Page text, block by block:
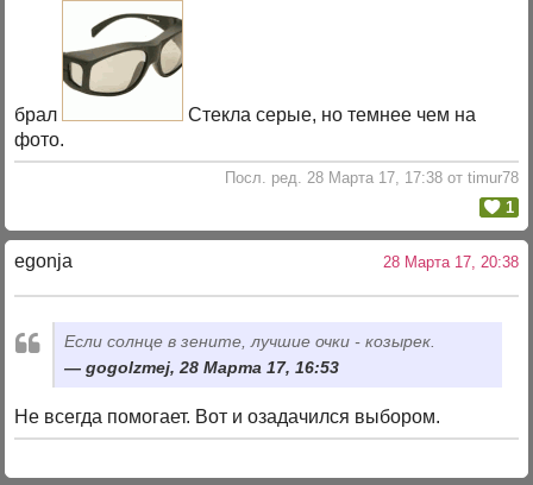
брал
Стекла серые, но темнее чем на
фото.
Посл. ред. 28 Марта 17, 17:38 от timur78
1
egonja 28 Марта 17, 20:38
Если солнце в зените, лучшие очки - козырек.
gogolzmej, 28 Марта 17, 16:53
Не всегда помогает. Вот и озадачился выбором.